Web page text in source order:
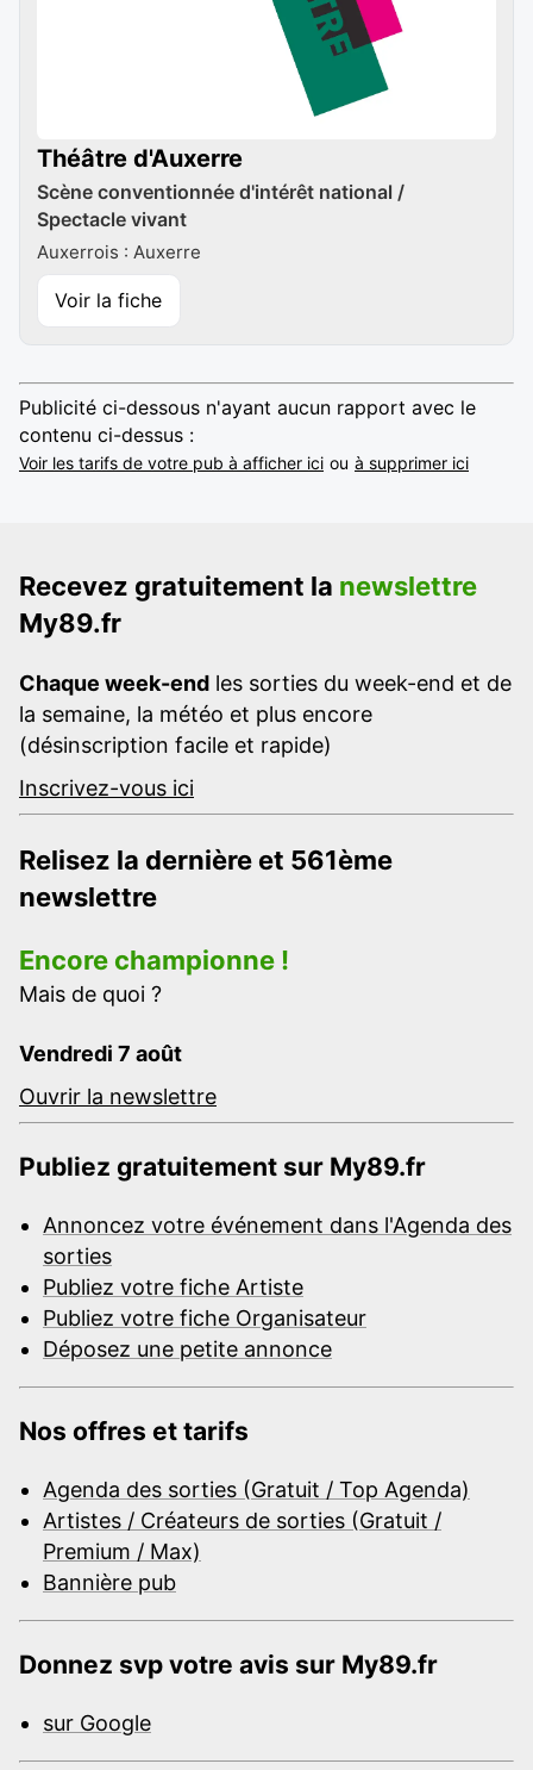
Théâtre d'Auxerre
Scène conventionnée d'intérêt national /
Spectacle vivant
Auxerrois : Auxerre
Voir la fiche
Publicité ci-dessous n'ayant aucun rapport avec le
contenu ci-dessus :
Voir les tarifs de votre pub à afficher ici ou à supprimer ici
Recevez gratuitement la newslettre
My89.fr
Chaque week-end les sorties du week-end et de
la semaine, la météo et plus encore
(désinscription facile et rapide)
Inscrivez-vous ici
Relisez la dernière et 561ème
newslettre
Encore championne !
Mais de quoi ?
Vendredi 7 août
Ouvrir la newslettre
Publiez gratuitement sur My89.fr
Annoncez votre événement dans l'Agenda des
sorties
Publiez votre fiche Artiste
Publiez votre fiche Organisateur
Déposez une petite annonce
Nos offres et tarifs
Agenda des sorties (Gratuit / Top Agenda)
Artistes / Créateurs de sorties (Gratuit /
Premium / Max)
Bannière pub
Donnez svp votre avis sur My89.fr
sur Google